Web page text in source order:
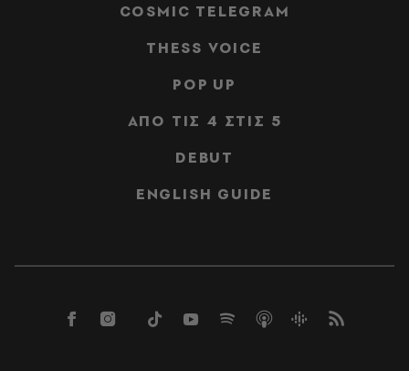
COSMIC TELEGRAM
THESS VOICE
POP UP
ΑΠΟ ΤΙΣ 4 ΣΤΙΣ 5
DEBUT
ENGLISH GUIDE